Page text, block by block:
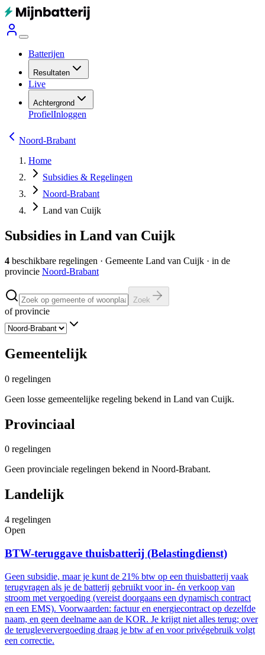
Batterijen
Resultaten
Live
Achtergrond
ProfielInloggen
Noord-Brabant
Home
Subsidies & Regelingen
Noord-Brabant
Land van Cuijk
Subsidies in Land van Cuijk
4 beschikbare regelingen · Gemeente Land van Cuijk · in de
provincie Noord-Brabant
Zoek
of provincie
Gemeentelijk
0 regelingen
Geen losse gemeentelijke regeling bekend in Land van Cuijk.
Provinciaal
0 regelingen
Geen provinciale regelingen bekend in Noord-Brabant.
Landelijk
4 regelingen
Open
BTW-teruggave thuisbatterij (Belastingdienst)
Geen subsidie, maar je kunt de 21% btw op een thuisbatterij vaak
terugvragen als je de batterij gebruikt voor in- én verkoop van
stroom met vergoeding (vereist doorgaans een dynamisch contract
en een EMS). Voorwaarden: factuur en energiecontract op dezelfde
naam, en geen deelname aan de KOR. Je krijgt niet alles terug; over
de terugleververgoeding draag je btw af en voor privégebruik volgt
een correctie.